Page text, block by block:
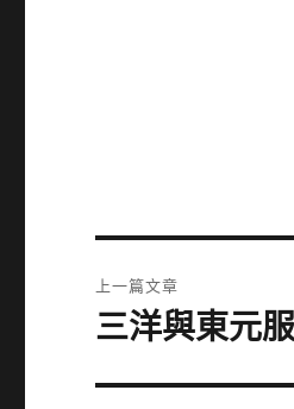
章
上一篇文章
上
篇
三洋與東元